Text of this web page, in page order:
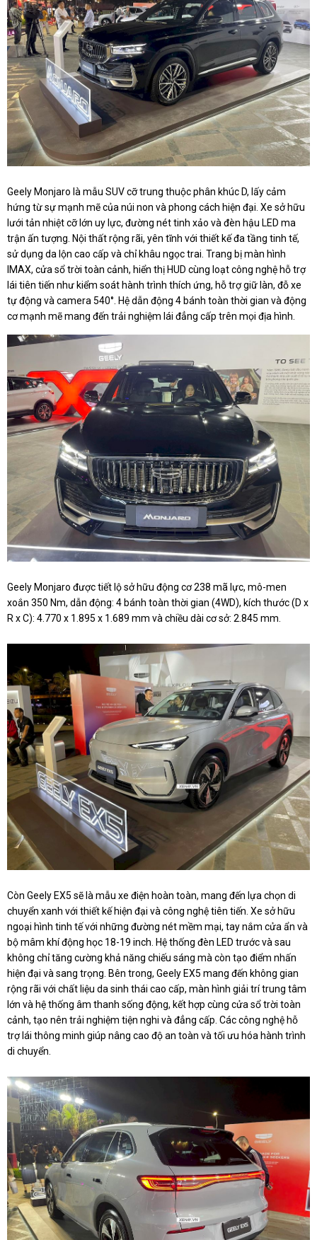
Geely Monjaro là mẫu SUV cỡ trung thuộc phân khúc D, lấy cảm
hứng từ sự mạnh mẽ của núi non và phong cách hiện đại. Xe sở hữu
lưới tản nhiệt cỡ lớn uy lực, đường nét tinh xảo và đèn hậu LED ma
trận ấn tượng. Nội thất rộng rãi, yên tĩnh với thiết kế đa tầng tinh tế,
sử dụng da lộn cao cấp và chỉ khâu ngọc trai. Trang bị màn hình
IMAX, cửa sổ trời toàn cảnh, hiển thị HUD cùng loạt công nghệ hỗ trợ
lái tiên tiến như kiểm soát hành trình thích ứng, hỗ trợ giữ làn, đỗ xe
tự động và camera 540°. Hệ dẫn động 4 bánh toàn thời gian và động
cơ mạnh mẽ mang đến trải nghiệm lái đẳng cấp trên mọi địa hình.
Geely Monjaro được tiết lộ sở hữu động cơ 238 mã lực, mô-men
xoắn 350 Nm, dẫn động: 4 bánh toàn thời gian (4WD), kích thước (D x
R x C): 4.770 x 1.895 x 1.689 mm và chiều dài cơ sở: 2.845 mm.
Còn Geely EX5 sẽ là mẫu xe điện hoàn toàn, mang đến lựa chọn di
chuyển xanh với thiết kế hiện đại và công nghệ tiên tiến. Xe sở hữu
ngoại hình tinh tế với những đường nét mềm mại, tay nắm cửa ẩn và
bộ mâm khí động học 18-19 inch. Hệ thống đèn LED trước và sau
không chỉ tăng cường khả năng chiếu sáng mà còn tạo điểm nhấn
hiện đại và sang trọng. Bên trong, Geely EX5 mang đến không gian
rộng rãi với chất liệu da sinh thái cao cấp, màn hình giải trí trung tâm
lớn và hệ thống âm thanh sống động, kết hợp cùng cửa sổ trời toàn
cảnh, tạo nên trải nghiệm tiện nghi và đẳng cấp. Các công nghệ hỗ
trợ lái thông minh giúp nâng cao độ an toàn và tối ưu hóa hành trình
di chuyển.